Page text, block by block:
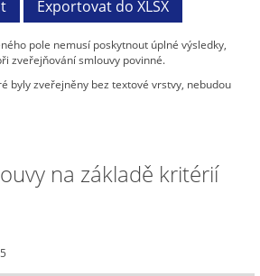
pole nemusí poskytnout úplné výsledky,
zveřejňování smlouvy povinné.
byly zveřejněny bez textové vrstvy, nebudou
na základě kritérií